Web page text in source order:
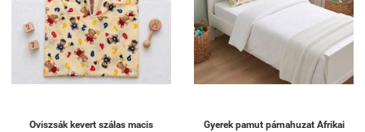
Oviszsák kevert szálas macis
Gyerek pamut párnahuzat Afrikai